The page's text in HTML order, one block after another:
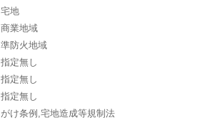
宅地
商業地域
準防火地域
指定無し
指定無し
指定無し
がけ条例,宅地造成等規制法